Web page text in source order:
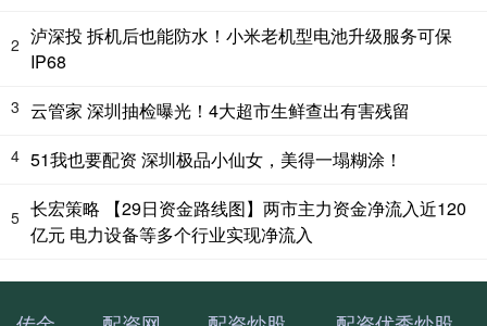
2 泸深投 拆机后也能防水！小米老机型电池升级服务可保
IP68
3 云管家 深圳抽检曝光！4大超市生鲜查出有害残留
4 51我也要配资 深圳极品小仙女，美得一塌糊涂！
5 长宏策略 【29日资金路线图】两市主力资金净流入近120
亿元 电力设备等多个行业实现净流入